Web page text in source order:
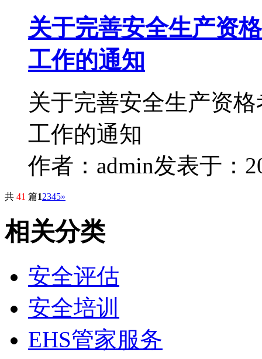
关于完善安全生产资
工作的通知
关于完善安全生产资
工作的通知
作者：admin发表于：
共 41 篇12345»
相关分类
安全评估
安全培训
EHS管家服务